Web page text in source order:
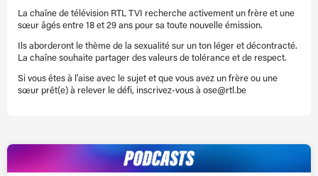
La chaîne de télévision RTL TVI recherche activement un frère et une
sœur âgés entre 18 et 29 ans pour sa toute nouvelle émission.
Ils aborderont le thème de la sexualité sur un ton léger et décontracté.
La chaîne souhaite partager des valeurs de tolérance et de respect.
Si vous êtes à l’aise avec le sujet et que vous avez un frère ou une
sœur prêt(e) à relever le défi, inscrivez-vous à ose@rtl.be